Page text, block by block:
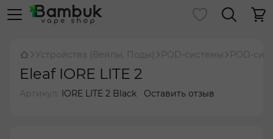
Устройства (Вейпы, Поды) POD-системы POD-
Eleaf IORE LITE 2
Артикул: IORE LITE 2 Black Оставить отзыв